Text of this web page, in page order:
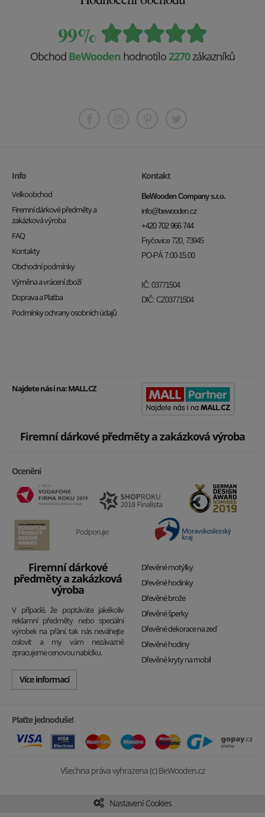
99%
Obchod BeWooden hodnotilo 2270zákazníků
Info
Velkoobchod
Firemní dárkové předměty a
zakázková výroba
FAQ
Kontakty
Obchodní podmínky
Výměna a vrácení zboží
Doprava a Platba
Podmínky ochrany osobních údajů
Kontakt
BeWooden Company s.r.o.
info@bewooden.cz
+420 702 966 744
Fryčovice 720, 73945
PO-PÁ 7:00-15:00
IČ: 03771504
DIČ: CZ03771504
Najdete nás i na:MALL.CZ
Firemní dárkové předměty a zakázková výroba
Ocenění
Podporuje:
Firemní dárkové
předměty a zakázková
výroba
V případě, že poptáváte jakékoliv
reklamní předměty nebo speciální
výrobek na přání, tak nás neváhejte
oslovit a my vám nezávazně
zpracujeme cenovou nabídku.
Více informací
Dřevěné motýlky
Dřevěné hodinky
Dřevěné brože
Dřevěné šperky
Dřevěné dekorace na zeď
Dřevěné hodiny
Dřevěné kryty na mobil
Plaťte jednoduše!
Všechna práva vyhrazena (c) BeWooden.cz
Nastavení Cookies